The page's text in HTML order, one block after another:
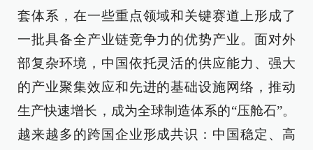
套体系，在一些重点领域和关键赛道上形成了
一批具备全产业链竞争力的优势产业。面对外
部复杂环境，中国依托灵活的供应能力、强大
的产业聚集效应和先进的基础设施网络，推动
生产快速增长，成为全球制造体系的“压舱石”。
越来越多的跨国企业形成共识：中国稳定、高